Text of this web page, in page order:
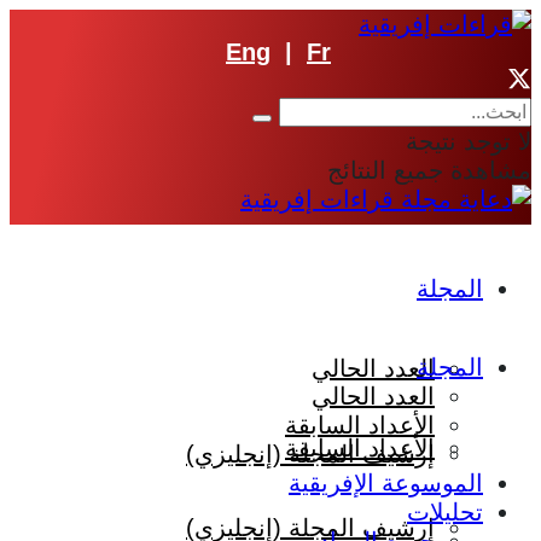
Eng Fr
لا توجد نتيجة
مشاهدة جميع النتائج
المجلة
العدد الحالي
الأعداد السابقة
إرشيف المجلة (إنجليزي)
المجلة
العدد الحالي
الأعداد السابقة
إرشيف المجلة (إنجليزي)
الموسوعة الإفريقية
تحليلات